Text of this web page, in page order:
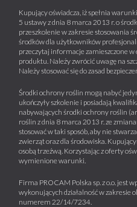
Kupujący oświadcza, iż spełnia
5 ustawy z dnia 8 marca 2013 r. o
przeszkolenie w zakresie stosowania
środków dla użytkowników
przeczytaj informacje zamieszczone
produktu. Należy zwrócić uwagę na
Należy stosować się do zasad
Środki ochrony roślin mogą nabyć
ukończyły szkolenie i posiadają
nabywających środki ochrony roślin
roślin z dnia 8 marca 2013 r. ze
stosować w taki sposób, aby nie
zwierząt oraz dla środowiska.
osobą trzeźwą. Korzystając z oferty
wymienione warunki.
Firma PROCAM Polska sp. z o.o. jest
wykonujących działalność w zakresie
numerem 22/14/7234.